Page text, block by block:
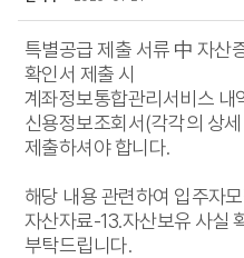
특별공급 제출 서류 中 자산
확인서 제출 시
계좌정보통합관리서비스 내
신용정보조회서(각각의 상
제출하셔야 합니다.
해당 내용 관련하여 입주자
자산자료-13.자산보유 사실
부탁드립니다.